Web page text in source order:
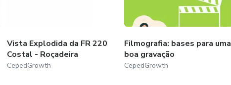
Vista Explodida da FR 220
Costal - Roçadeira
CepedGrowth
Filmografia: bases para uma
boa gravação
CepedGrowth